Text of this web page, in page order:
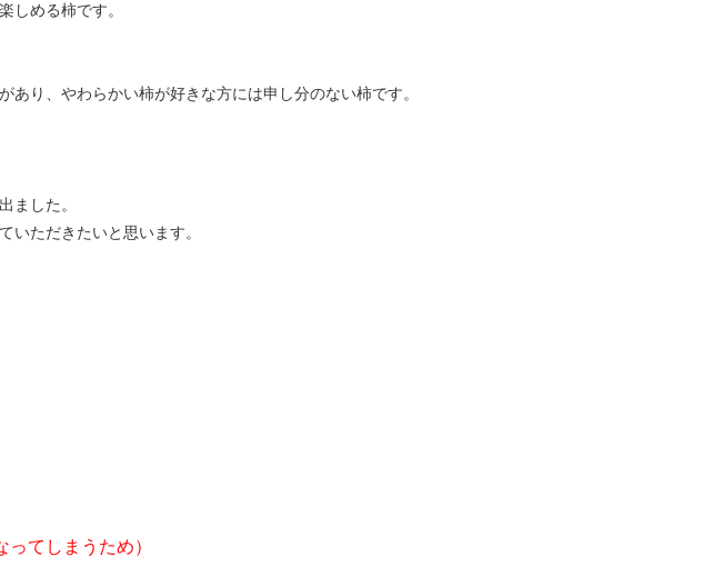
しめる柿です。
り、やわらかい柿が好きな方には申し分のない柿です。
ました。
いただきたいと思います。
てしまうため）